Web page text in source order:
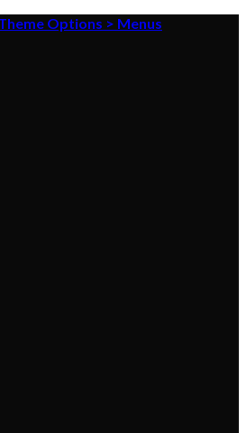
Options > Menus